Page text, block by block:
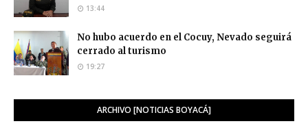
13:44
No hubo acuerdo en el Cocuy, Nevado seguirá
cerrado al turismo
19:27
ARCHIVO [NOTICIAS BOYACÁ]